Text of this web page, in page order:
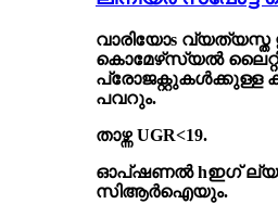
വാരിയോs വ്യത്യസ്ത
കൊമേഴ്‌സ്യൽ
പ്രോജക്റ്റുകൾക്കുള്ള
പവറും.
താഴ്ന്ന UGR<19.
ഓപ്ഷണൽ hഇഗ്
സിആർഐയും.